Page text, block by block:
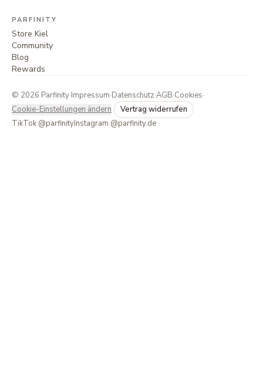
PARFINITY
Store Kiel
Community
Blog
Rewards
© 2026 Parfinity·Impressum·Datenschutz·AGB·Cookies·
Cookie-Einstellungen ändern
Vertrag widerrufen
TikTok @parfinityInstagram @parfinity.de